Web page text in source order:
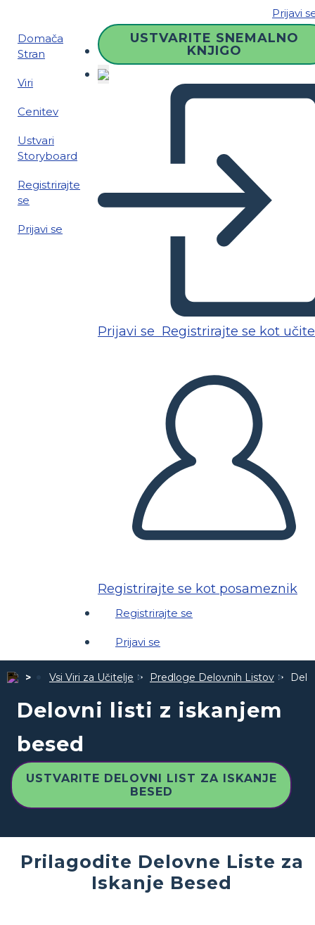
Prijavi
Domača
Stran
Viri
Cenitev
Ustvari
Storyboard
Registrirajte
se
Prijavi se
USTVARITE SNEMALNO
KNJIGO
Prijavi se Registrirajte se kot
Registrirajte se kot posameznik
Registrirajte se
Prijavi se
Vsi Viri za Učitelje Predloge Delovnih Listov
Delovni listi z iskanjem
besed
USTVARITE DELOVNI LIST ZA ISKANJE
BESED
Prilagodite Delovne Liste za
Iskanje Besed